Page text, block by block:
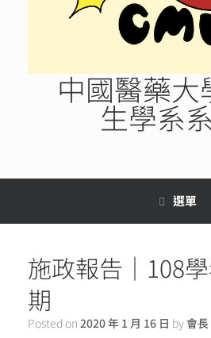
中國醫藥大
生學系
選單
施政報告｜108
期
Posted on 2020 年 1 月 16 日 by會長